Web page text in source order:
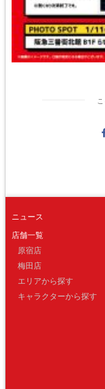
ニュース
店舗一覧
原宿店
梅田店
エリアから探す
キャラクターから探す